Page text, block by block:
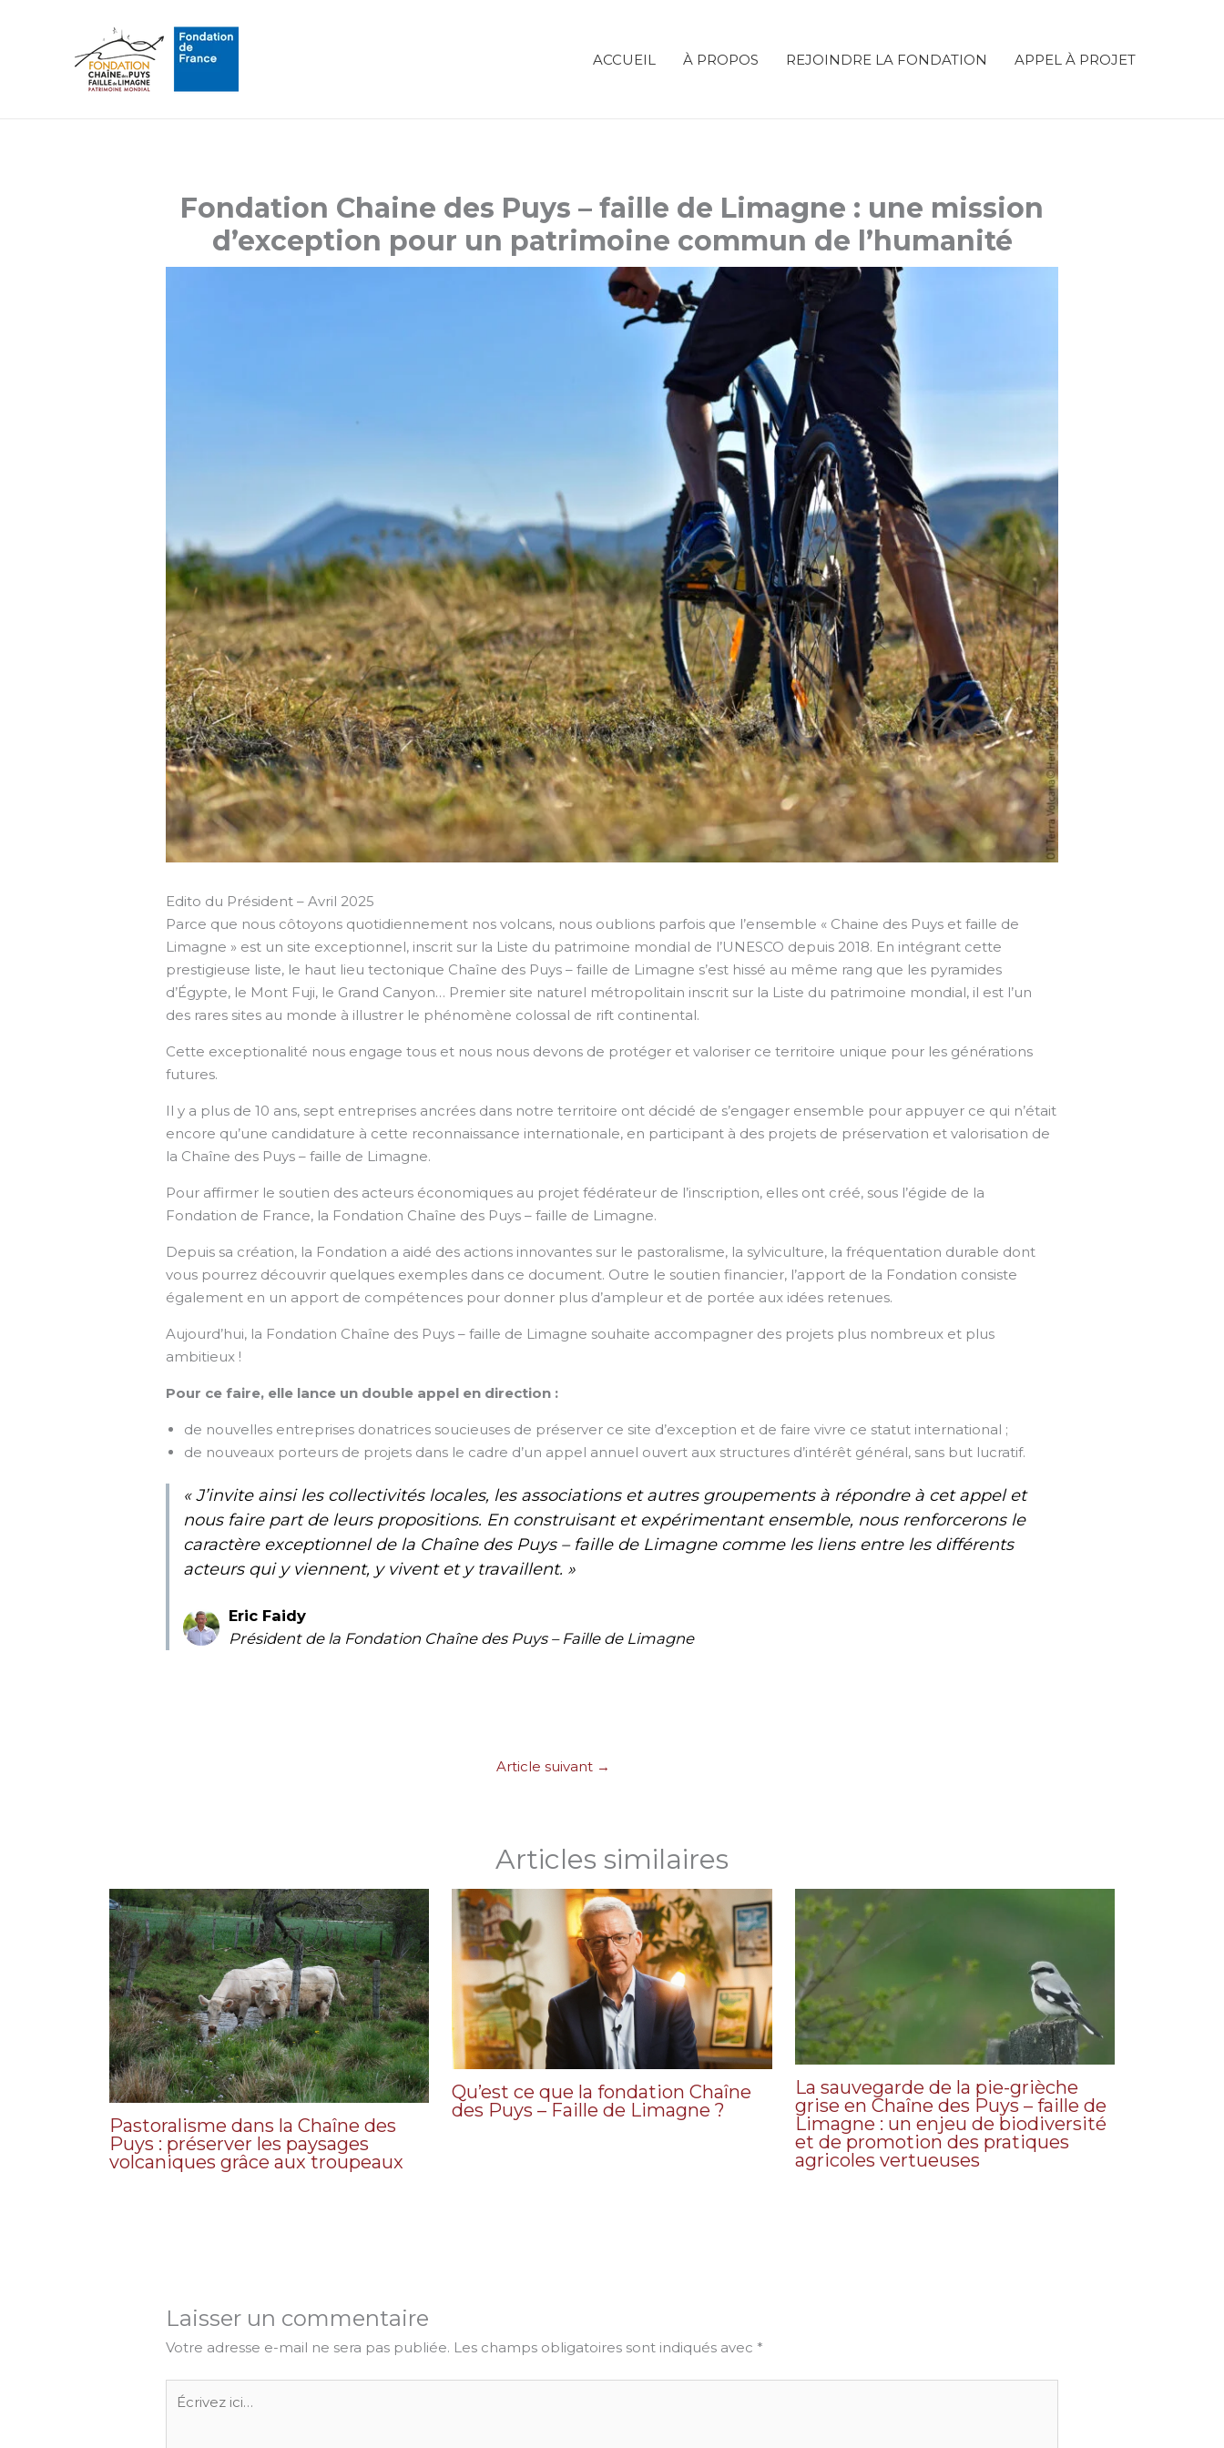
ACCUEIL À PROPOS REJOINDRE LA FONDATION APPEL À PROJET
Fondation Chaine des Puys – faille de Limagne : une mission
d’exception pour un patrimoine commun de l’humanité
Edito du Président – Avril 2025
Parce que nous côtoyons quotidiennement nos volcans, nous oublions parfois que l’ensemble « Chaine des Puys et faille de
Limagne » est un site exceptionnel, inscrit sur la Liste du patrimoine mondial de l’UNESCO depuis 2018. En intégrant cette
prestigieuse liste, le haut lieu tectonique Chaîne des Puys – faille de Limagne s’est hissé au même rang que les pyramides
d’Égypte, le Mont Fuji, le Grand Canyon… Premier site naturel métropolitain inscrit sur la Liste du patrimoine mondial, il est l’un
des rares sites au monde à illustrer le phénomène colossal de rift continental.
Cette exceptionalité nous engage tous et nous nous devons de protéger et valoriser ce territoire unique pour les générations
futures.
Il y a plus de 10 ans, sept entreprises ancrées dans notre territoire ont décidé de s’engager ensemble pour appuyer ce qui n’était
encore qu’une candidature à cette reconnaissance internationale, en participant à des projets de préservation et valorisation de
la Chaîne des Puys – faille de Limagne.
Pour affirmer le soutien des acteurs économiques au projet fédérateur de l’inscription, elles ont créé, sous l’égide de la
Fondation de France, la Fondation Chaîne des Puys – faille de Limagne.
Depuis sa création, la Fondation a aidé des actions innovantes sur le pastoralisme, la sylviculture, la fréquentation durable dont
vous pourrez découvrir quelques exemples dans ce document. Outre le soutien financier, l’apport de la Fondation consiste
également en un apport de compétences pour donner plus d’ampleur et de portée aux idées retenues.
Aujourd’hui, la Fondation Chaîne des Puys – faille de Limagne souhaite accompagner des projets plus nombreux et plus
ambitieux !
Pour ce faire, elle lance un double appel en direction :
de nouvelles entreprises donatrices soucieuses de préserver ce site d’exception et de faire vivre ce statut international ;
de nouveaux porteurs de projets dans le cadre d’un appel annuel ouvert aux structures d’intérêt général, sans but lucratif.
« J’invite ainsi les collectivités locales, les associations et autres groupements à répondre à cet appel et
nous faire part de leurs propositions. En construisant et expérimentant ensemble, nous renforcerons le
caractère exceptionnel de la Chaîne des Puys – faille de Limagne comme les liens entre les différents
acteurs qui y viennent, y vivent et y travaillent. »
Eric Faidy
Président de la Fondation Chaîne des Puys – Faille de Limagne
Article suivant →
Articles similaires
Pastoralisme dans la Chaîne des
Puys : préserver les paysages
volcaniques grâce aux troupeaux
Qu’est ce que la fondation Chaîne
des Puys – Faille de Limagne ?
La sauvegarde de la pie-grièche
grise en Chaîne des Puys – faille de
Limagne : un enjeu de biodiversité
et de promotion des pratiques
agricoles vertueuses
Laisser un commentaire
Votre adresse e-mail ne sera pas publiée. Les champs obligatoires sont indiqués avec *
Écrivez
ici…